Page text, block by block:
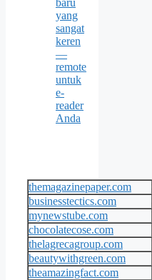
baru
yang
sangat
keren
—
remote
untuk
e-
reader
Anda
themagazinepaper.com
businesstectics.com
mynewstube.com
chocolatecose.com
thelagrecagroup.com
beautywithgreen.com
theamazingfact.com